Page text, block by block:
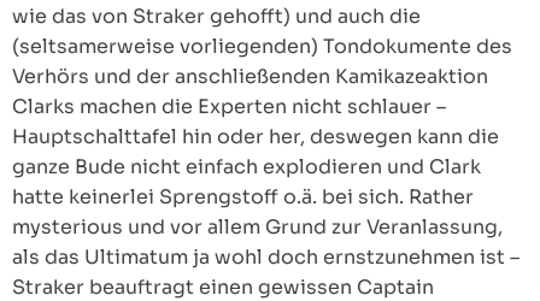
wie das von Straker gehofft) und auch die
(seltsamerweise vorliegenden) Tondokumente des
Verhörs und der anschließenden Kamikazeaktion
Clarks machen die Experten nicht schlauer –
Hauptschalttafel hin oder her, deswegen kann die
ganze Bude nicht einfach explodieren und Clark
hatte keinerlei Sprengstoff o.ä. bei sich. Rather
mysterious und vor allem Grund zur Veranlassung,
als das Ultimatum ja wohl doch ernstzunehmen ist –
Straker beauftragt einen gewissen Captain